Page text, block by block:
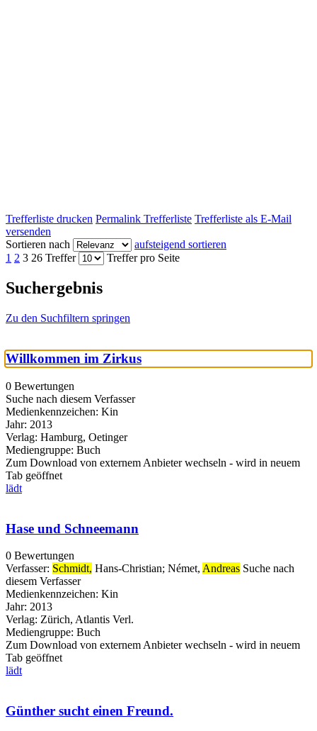
Trefferliste drucken Permalink Trefferliste Trefferliste als E-Mail
versenden
Sortieren nach
aufsteigend sortieren
1 2 3 26 Treffer Treffer pro Seite
Suchergebnis
Zu den Suchfiltern springen
Willkommen im Zirkus
0 Bewertungen
Suche nach diesem Verfasser
Medienkennzeichen: Kin
Jahr: 2013
Verlag: Hamburg, Oetinger
Mediengruppe: Buch
Zum Download von externem Anbieter wechseln - wird in neuem
Tab geöffnet
lädt
Hase und Schneemann
0 Bewertungen
Verfasser: Schmidt, Hans-Christian; Német, Andreas Suche nach
diesem Verfasser
Medienkennzeichen: Kin
Jahr: 2013
Verlag: Zürich, Atlantis Verl.
Mediengruppe: Buch
Zum Download von externem Anbieter wechseln - wird in neuem
Tab geöffnet
lädt
Günther sucht einen Freund.